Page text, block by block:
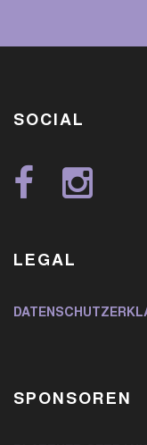
SOCIAL
LEGAL
SPONSOREN